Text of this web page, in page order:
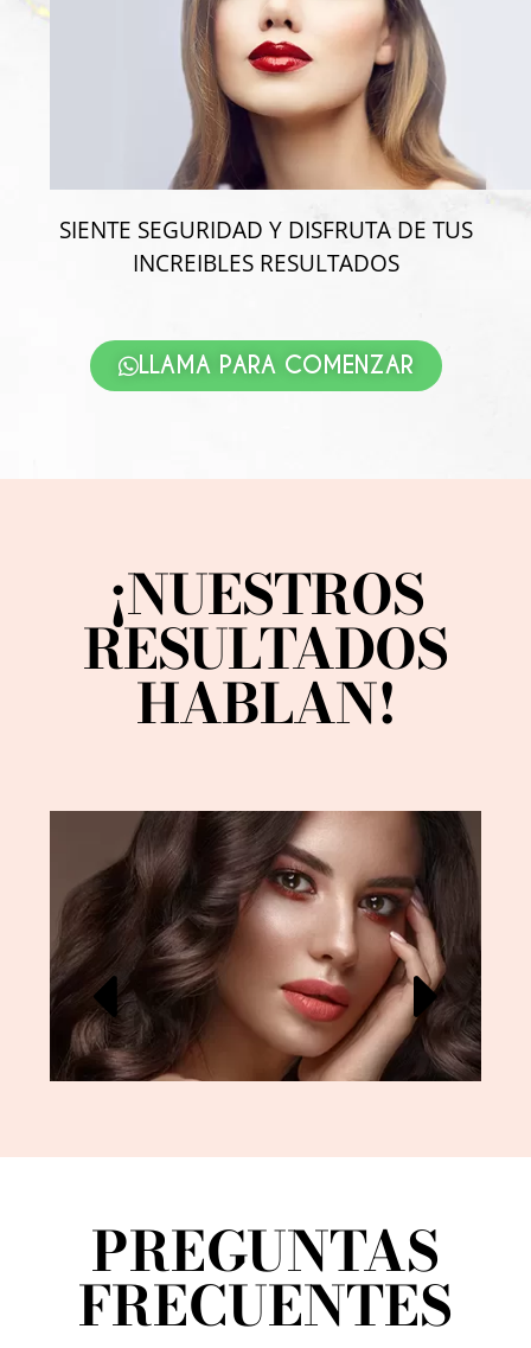
SIENTE SEGURIDAD Y DISFRUTA DE TUS
INCREIBLES RESULTADOS
LLAMA PARA COMENZAR
¡NUESTROS
RESULTADOS
HABLAN!
PREGUNTAS
FRECUENTES